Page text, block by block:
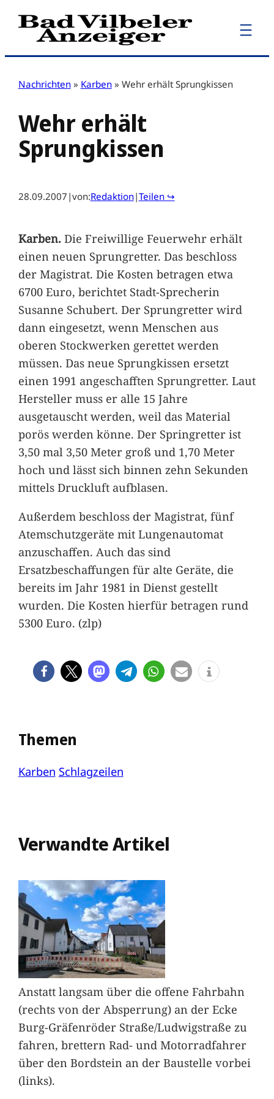
Zum
Inhalt
Nachrichten » Karben » Wehr erhält Sprungkissen
Wehr erhält
Sprungkissen
28.09.2007 |von:Redaktion|Teilen ↪
Karben.Die Freiwillige Feuerwehr erhält
einen neuen Sprungretter. Das beschloss
der Magistrat. Die Kosten betragen etwa
6700 Euro, berichtet Stadt-Sprecherin
Susanne Schubert. Der Sprungretter wird
dann eingesetzt, wenn Menschen aus
oberen Stockwerken gerettet werden
müssen. Das neue Sprungkissen ersetzt
einen 1991 angeschafften Sprungretter. Laut
Hersteller muss er alle 15 Jahre
ausgetauscht werden, weil das Material
porös werden könne. Der Springretter ist
3,50 mal 3,50 Meter groß und 1,70 Meter
hoch und lässt sich binnen zehn Sekunden
mittels Druckluft aufblasen.
Außerdem beschloss der Magistrat, fünf
Atemschutzgeräte mit Lungenautomat
anzuschaffen. Auch das sind
Ersatzbeschaffungen für alte Geräte, die
bereits im Jahr 1981 in Dienst gestellt
wurden. Die Kosten hierfür betragen rund
5300 Euro. (zlp)
Themen
Karben Schlagzeilen
Verwandte Artikel
Anstatt langsam über die offene Fahrbahn
(rechts von der Absperrung) an der Ecke
Burg-Gräfenröder Straße/Ludwigstraße zu
fahren, brettern Rad- und Motorradfahrer
über den Bordstein an der Baustelle vorbei
(links).